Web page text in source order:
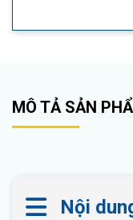
MÔ TẢ SẢN
Nội